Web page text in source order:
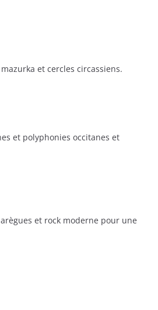
et cercles circassiens.
et polyphonies occitanes et
et rock moderne pour une